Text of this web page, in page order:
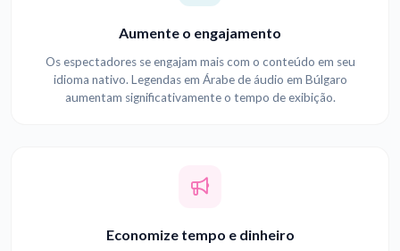
Aumente o engajamento
Os espectadores se engajam mais com o conteúdo em seu
idioma nativo. Legendas em Árabe de áudio em Búlgaro
aumentam significativamente o tempo de exibição.
Economize tempo e dinheiro